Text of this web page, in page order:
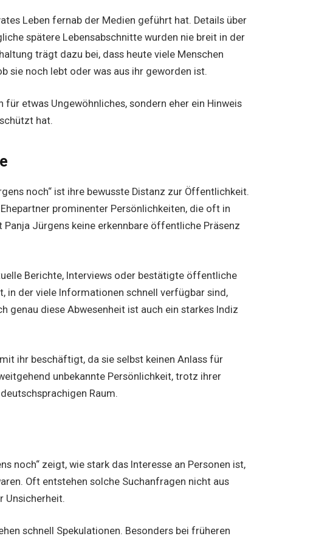
Leben fernab der Medien geführt hat. Details über
spätere Lebensabschnitte wurden nie breit in der
trägt dazu bei, dass heute viele Menschen
sie noch lebt oder was aus ihr geworden ist.
etwas Ungewöhnliches, sondern eher ein Hinweis
hat.
noch“ ist ihre bewusste Distanz zur Öffentlichkeit.
prominenter Persönlichkeiten, die oft in
Jürgens keine erkennbare öffentliche Präsenz
Berichte, Interviews oder bestätigte öffentliche
der viele Informationen schnell verfügbar sind,
genau diese Abwesenheit ist auch ein starkes Indiz
ihr beschäftigt, da sie selbst keinen Anlass für
unbekannte Persönlichkeit, trotz ihrer
Raum.
noch“ zeigt, wie stark das Interesse an Personen ist,
Oft entstehen solche Suchanfragen nicht aus
Unsicherheit.
schnell Spekulationen. Besonders bei früheren